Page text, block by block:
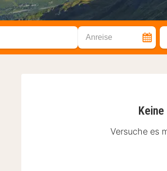
Anreise
Versuche es